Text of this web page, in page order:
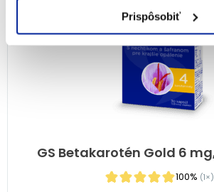
Prispôsobiť
GS Betakarotén Gold 6
100% (1×)